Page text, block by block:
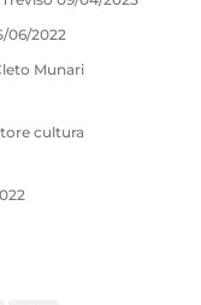
06/2022
Munari
cultura